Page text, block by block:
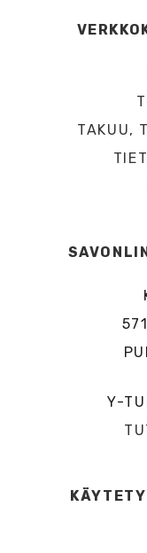
TAKUU,
Y-